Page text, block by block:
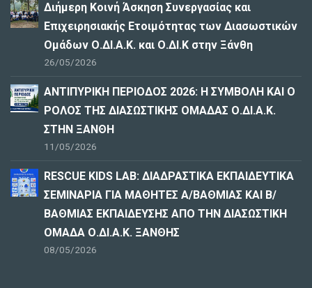
Διήμερη Κοινή Άσκηση Συνεργασίας και
Επιχειρησιακής Ετοιμότητας των Διασωστικών
Ομάδων Ο.ΔΙ.Α.Κ. και Ο.ΔΙ.Κ στην Ξάνθη
26/05/2026
ΑΝΤΙΠΥΡΙΚΗ ΠΕΡΙΟΔΟΣ 2026: Η ΣΥΜΒΟΛΗ ΚΑΙ Ο
ΡΟΛΟΣ ΤΗΣ ΔΙΑΣΩΣΤΙΚΗΣ ΟΜΑΔΑΣ Ο.ΔΙ.Α.Κ.
ΣΤΗΝ ΞΑΝΘΗ
11/05/2026
RESCUE KIDS LAB: ΔΙAΔΡΑΣΤΙΚΑ ΕΚΠΑΙΔΕΥΤΙΚΑ
ΣΕΜΙΝΑΡΙΑ ΓΙΑ ΜΑΘΗΤΕΣ Α/ΒΑΘΜΙΑΣ ΚΑΙ Β/
ΒΑΘΜΙΑΣ ΕΚΠΑΙΔΕΥΣΗΣ ΑΠΟ ΤΗΝ ΔΙΑΣΩΣΤΙΚΗ
ΟΜΑΔΑ Ο.ΔΙ.Α.Κ. ΞΑΝΘΗΣ
08/05/2026